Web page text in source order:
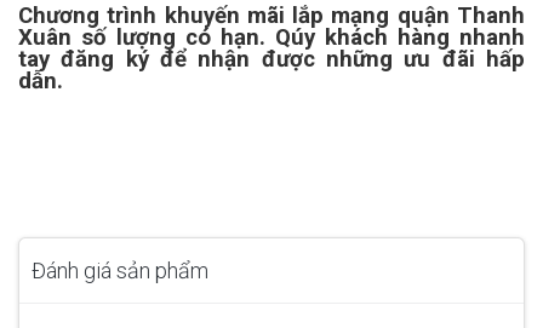
Chương trình khuyến mãi lắp mạng quận Thanh
Xuân số lượng có hạn. Qúy khách hàng nhanh
tay đăng ký để nhận được những ưu đãi hấp
dẫn.
Đánh giá sản phẩm